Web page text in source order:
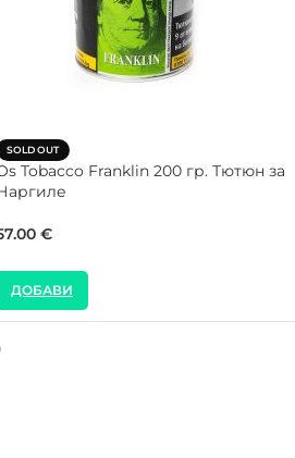
SOLD OUT
Tobacco Franklin 200 гр. Тютюн за
€
ДОБАВИ